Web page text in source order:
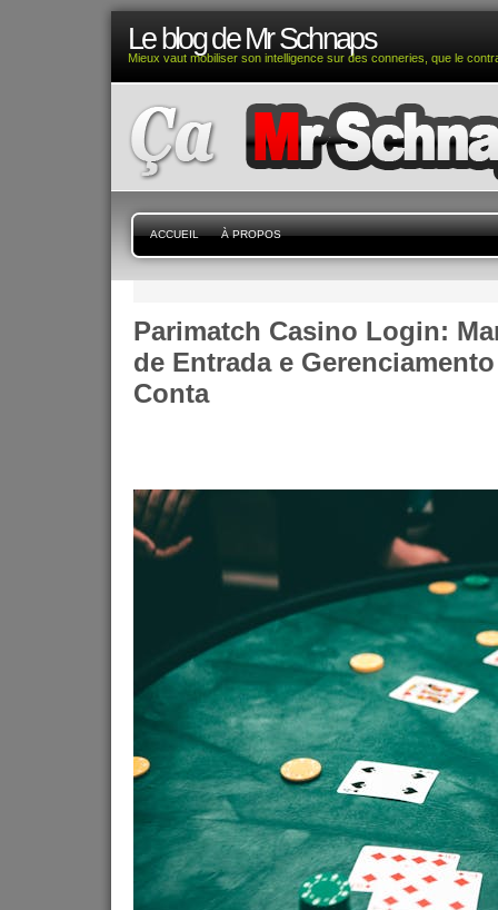
Le blog de Mr Schnaps
Mieux vaut mobiliser son intelligence sur des conneries, que le
ACCUEIL À PROPOS
Parimatch Casino Login:
de Entrada e
Conta